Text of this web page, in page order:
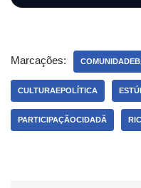
Marcações:
CULTURAEPOLÍTICA
PARTICIPAÇÃOCIDADÃ